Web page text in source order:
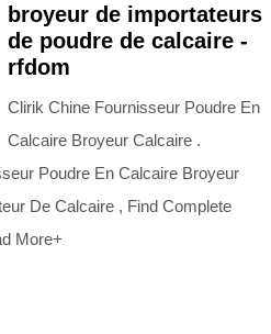
broyeur de importateurs
de poudre de calcaire -
rfdom
Clirik Chine Fournisseur Poudre En
Calcaire Broyeur Calcaire .
Poudre En Calcaire Broyeur
De Calcaire , Find Complete
More+